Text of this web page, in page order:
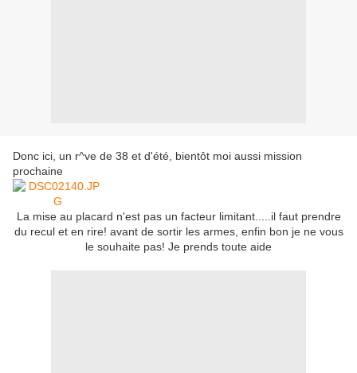
Donc ici, un r^ve de 38 et d'été, bientôt moi aussi mission
prochaine
La mise au placard n'est pas un facteur limitant.....il faut prendre
du recul et en rire! avant de sortir les armes, enfin bon je ne vous
le souhaite pas! Je prends toute aide